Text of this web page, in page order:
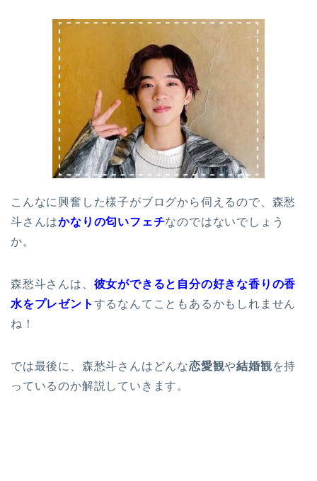
こんなに興奮した様子がブログから伺えるので、森愁
斗さんはかなりの匂いフェチなのではないでしょう
か。
森愁斗さんは、 彼女ができると自分の好きな香りの香
水をプレゼント するなんてこともあるかもしれません
ね！
では最後に、森愁斗さんはどんな恋愛観や結婚観を持
っているのか解説していきます。